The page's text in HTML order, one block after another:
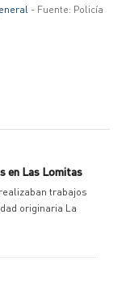
- Fuente: Policía
en Las Lomitas
trabajos
originaria La